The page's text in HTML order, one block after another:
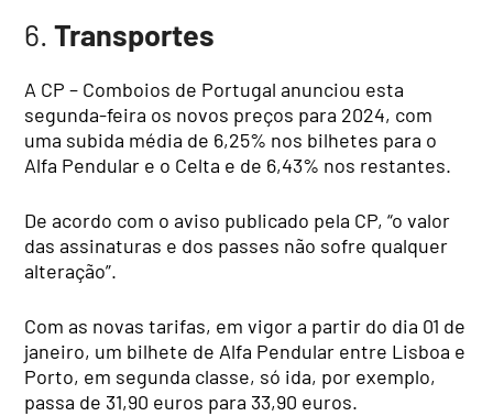
6.Transportes
A CP – Comboios de Portugal anunciou esta
segunda-feira os novos preços para 2024, com
uma subida média de 6,25% nos bilhetes para o
Alfa Pendular e o Celta e de 6,43% nos restantes.
De acordo com o aviso publicado pela CP, “o valor
das assinaturas e dos passes não sofre qualquer
alteração”.
Com as novas tarifas, em vigor a partir do dia 01 de
janeiro, um bilhete de Alfa Pendular entre Lisboa e
Porto, em segunda classe, só ida, por exemplo,
passa de 31,90 euros para 33,90 euros.